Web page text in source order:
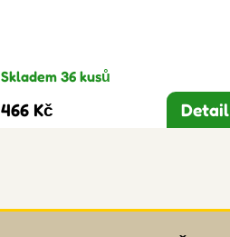
Skladem 36 kusů
466 Kč Detail